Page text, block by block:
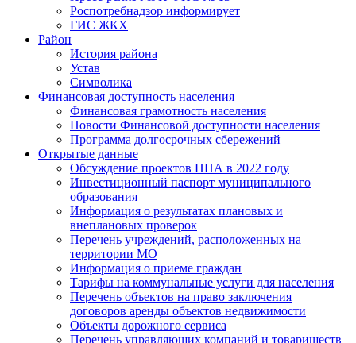
Роспотребнадзор информирует
ГИС ЖКХ
Район
История района
Устав
Символика
Финансовая доступность населения
Финансовая грамотность населения
Новости Финансовой доступности населения
Программа долгосрочных сбережений
Открытые данные
Обсуждение проектов НПА в 2022 году
Инвестиционный паспорт муниципального
образования
Информация о результатах плановых и
внеплановых проверок
Перечень учреждений, расположенных на
территории МО
Информация о приеме граждан
Тарифы на коммунальные услуги для населения
Перечень объектов на право заключения
договоров аренды объектов недвижимости
Объекты дорожного сервиса
Перечень управляющих компаний и товариществ